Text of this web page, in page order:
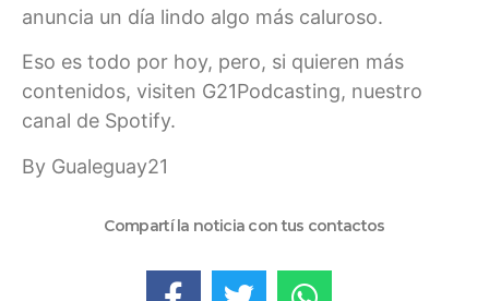
anuncia un día lindo algo más caluroso.
Eso es todo por hoy, pero, si quieren más
contenidos, visiten G21Podcasting, nuestro
canal de Spotify.
By Gualeguay21
Compartí la noticia con tus contactos